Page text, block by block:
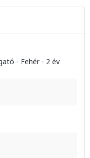
- Fehér - 2 év